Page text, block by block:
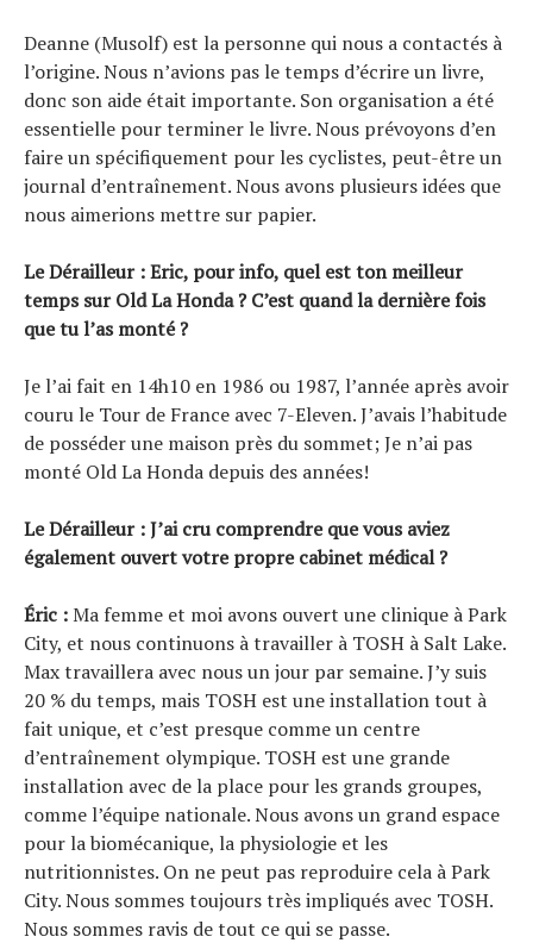
Deanne (Musolf) est la personne qui nous a contactés à
l’origine. Nous n’avions pas le temps d’écrire un livre,
donc son aide était importante. Son organisation a été
essentielle pour terminer le livre. Nous prévoyons d’en
faire un spécifiquement pour les cyclistes, peut-être un
journal d’entraînement. Nous avons plusieurs idées que
nous aimerions mettre sur papier.
Le Dérailleur : Eric, pour info, quel est ton meilleur
temps sur Old La Honda ? C’est quand la dernière fois
que tu l’as monté ?
Je l’ai fait en 14h10 en 1986 ou 1987, l’année après avoir
couru le Tour de France avec 7-Eleven. J’avais l’habitude
de posséder une maison près du sommet; Je n’ai pas
monté Old La Honda depuis des années!
Le Dérailleur : J’ai cru comprendre que vous aviez
également ouvert votre propre cabinet médical ?
Éric :Ma femme et moi avons ouvert une clinique à Park
City, et nous continuons à travailler à TOSH à Salt Lake.
Max travaillera avec nous un jour par semaine. J’y suis
20 % du temps, mais TOSH est une installation tout à
fait unique, et c’est presque comme un centre
d’entraînement olympique. TOSH est une grande
installation avec de la place pour les grands groupes,
comme l’équipe nationale. Nous avons un grand espace
pour la biomécanique, la physiologie et les
nutritionnistes. On ne peut pas reproduire cela à Park
City. Nous sommes toujours très impliqués avec TOSH.
Nous sommes ravis de tout ce qui se passe.